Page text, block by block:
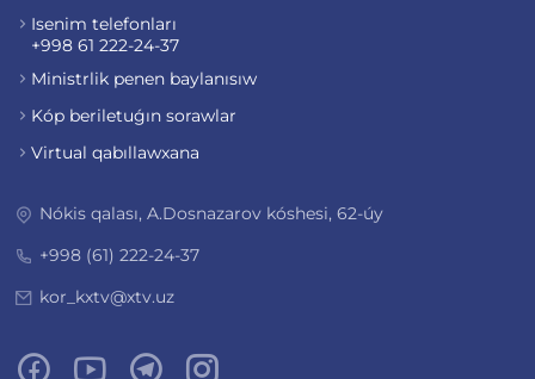
Isenim telefonları
+998 61 222-24-37
Ministrlik penen baylanısıw
Kóp beriletuǵın sorawlar
Virtual qabıllawxana
Nókis qalası, A.Dosnazarov kóshesi, 62-úy
+998 (61) 222-24-37
kor_kxtv@xtv.uz